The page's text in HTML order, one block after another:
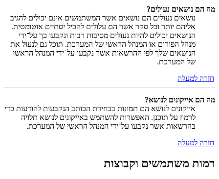
מה הם נושאים נעולים?
נושאים נעולים הם נושאים אשר המשתמשים אינם יכולים להגיב
אליהם יותר וכל סקר אשר הם עלולים להכיל יסתיים אוטומטית.
הנושאים יכולים להיות נעולים מסיבות רבות ונקבעו כך על־ידי
מנהל הפורום או המנהל הראשי של המערכת. תוכל גם לנעול את
הנושאים שלך לפי ההרשאות אשר נקבעו על־ידי המנהל הראשי
של המערכת.
חזרה למעלה
מה הם אייקונים לנושא?
אייקונים לנושא הם תמונות בבחירת הכותב הנקבעות להודעות כדי
לרמוז על תוכנן. האפשרות להשתמש באייקונים לנושא תלויה
בהרשאות אשר נקבעו על־ידי המנהל הראשי של המערכת.
חזרה למעלה
רמות משתמשים וקבוצות